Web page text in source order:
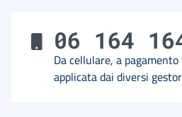
06 164
Da cellulare, a
applicata dai diversi